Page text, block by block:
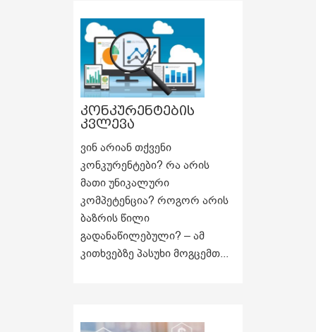
კონკურენტების
კვლევა
ვინ არიან თქვენი
კონკურენტები? რა არის
მათი უნიკალური
კომპეტენცია? როგორ არის
ბაზრის წილი
გადანაწილებული? – ამ
კითხვებზე პასუხი მოგცემთ...